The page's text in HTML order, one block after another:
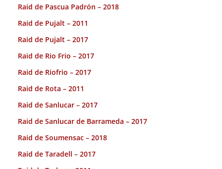
Raid de Pascua Padrón – 2018
Raid de Pujalt – 2011
Raid de Pujalt – 2017
Raid de Rio Frio – 2017
Raid de Riofrio – 2017
Raid de Rota – 2011
Raid de Sanlucar – 2017
Raid de Sanlucar de Barrameda – 2017
Raid de Soumensac – 2018
Raid de Taradell – 2017